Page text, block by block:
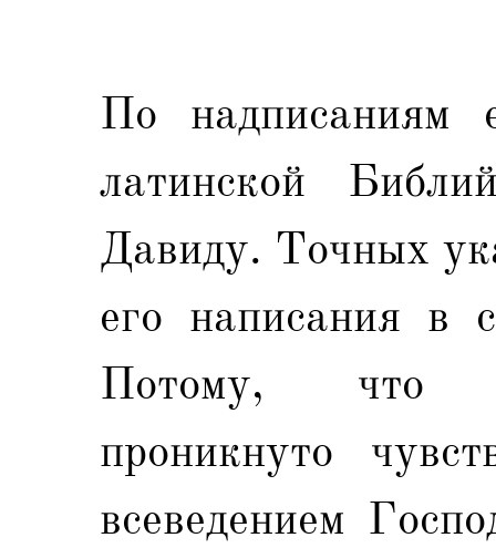
По надписаниям
латинской
Давиду. Точных
его написания в
Потому, что
проникнуто
всеведением